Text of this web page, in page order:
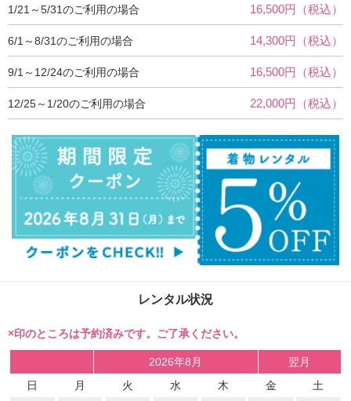
1/21～5/31のご利用の場合 16,500円（税込）
6/1～8/31のご利用の場合 14,300円（税込）
9/1～12/24のご利用の場合 16,500円（税込）
12/25～1/20のご利用の場合 22,000円（税込）
レンタル状況
×印のところは予約済みです。ご了承ください。
2026年8月
翌月
日
月 火 水 木 金 土